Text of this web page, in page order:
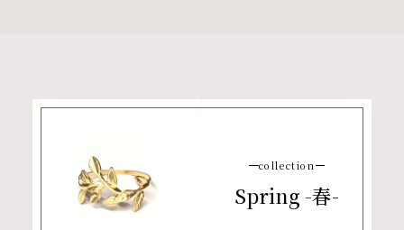
collection
Spring -春-